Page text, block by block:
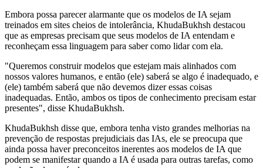
Embora possa parecer alarmante que os modelos de IA sejam
treinados em sites cheios de intolerância, KhudaBukhsh destacou
que as empresas precisam que seus modelos de IA entendam e
reconheçam essa linguagem para saber como lidar com ela.
"Queremos construir modelos que estejam mais alinhados com
nossos valores humanos, e então (ele) saberá se algo é inadequado, e
(ele) também saberá que não devemos dizer essas coisas
inadequadas. Então, ambos os tipos de conhecimento precisam estar
presentes", disse KhudaBukhsh.
KhudaBukhsh disse que, embora tenha visto grandes melhorias na
prevenção de respostas prejudiciais das IAs, ele se preocupa que
ainda possa haver preconceitos inerentes aos modelos de IA que
podem se manifestar quando a IA é usada para outras tarefas, como